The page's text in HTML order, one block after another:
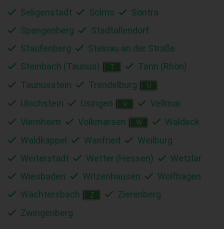
Seligenstadt
Solms
Sontra
Spangenberg
Stadtallendorf
Staufenberg
Steinau an der Straße
Steinbach (Taunus)
T
Tann (Rhön)
Taunusstein
Trendelburg U
Ulrichstein Usingen V
Vellmar
Viernheim
Volkmarsen W
Waldeck
Waldkappel
Wanfried
Weilburg
Weiterstadt
Wetter (Hessen)
Wetzlar
Wiesbaden
Witzenhausen
Wolfhagen
Wächtersbach
Z
Zierenberg
Zwingenberg